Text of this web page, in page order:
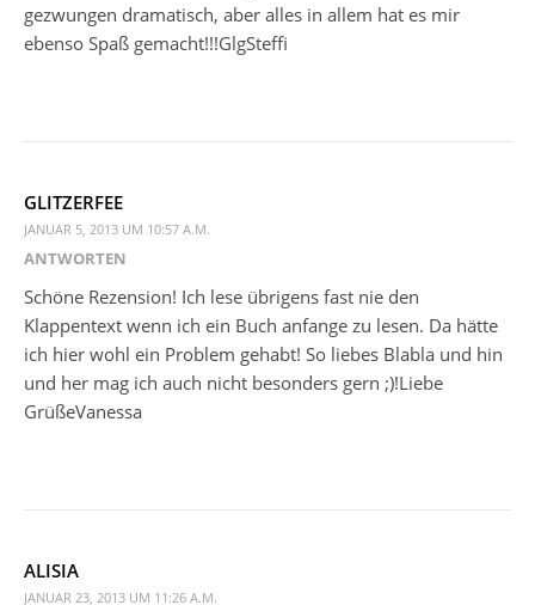
gezwungen dramatisch, aber alles in allem hat es mir
ebenso Spaß gemacht!!!GlgSteffi
GLITZERFEE
JANUAR 5, 2013 UM 10:57 A.M.
ANTWORTEN
Schöne Rezension! Ich lese übrigens fast nie den
Klappentext wenn ich ein Buch anfange zu lesen. Da hätte
ich hier wohl ein Problem gehabt! So liebes Blabla und hin
und her mag ich auch nicht besonders gern ;)!Liebe
GrüßeVanessa
ALISIA
JANUAR 23, 2013 UM 11:26 A.M.